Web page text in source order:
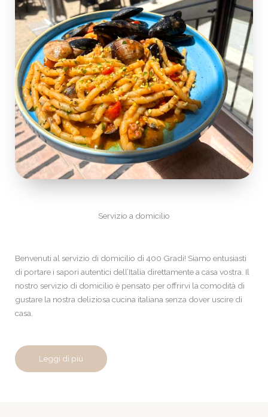
Servizio a domicilio
Benvenuti al servizio di domicilio di 400 Gradi! Siamo entusiasti
di portare i sapori autentici dell’Italia direttamente a casa vostra. Il
nostro servizio di domicilio è pensato per offrirvi la comodità di
gustare la nostra deliziosa cucina italiana senza dover uscire di
casa.
Leggi di più